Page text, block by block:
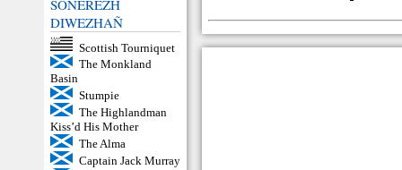
SONEREZH
DIWEZHAÑ
Scottish Tourniquet
The Monkland
Basin
Stumpie
The Highlandman
Kiss’d His Mother
The Alma
Captain Jack Murray